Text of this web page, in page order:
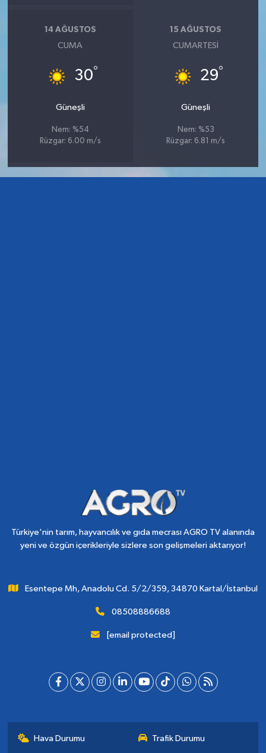
14 AĞUSTOS
CUMA
30°
Güneşli
Nem: %54
Rüzgar: 6.00 m/s
15 AĞUSTOS
CUMARTESI
29°
Güneşli
Nem: %53
Rüzgar: 6.81 m/s
Türkiye'nin tarım, hayvancılık ve gıda mecrası AGRO TV alanında
yeni ve özgün içerikleriyle sizlere son gelişmeleri aktarıyor!
Esentepe Mh, Anadolu Cd. 5/2/359, 34870 Kartal/İstanbul
08508886688
[email protected]
Hava Durumu Trafik Durumu